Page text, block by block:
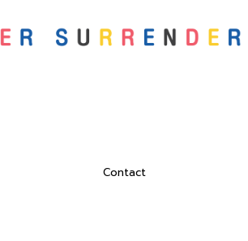
Contact